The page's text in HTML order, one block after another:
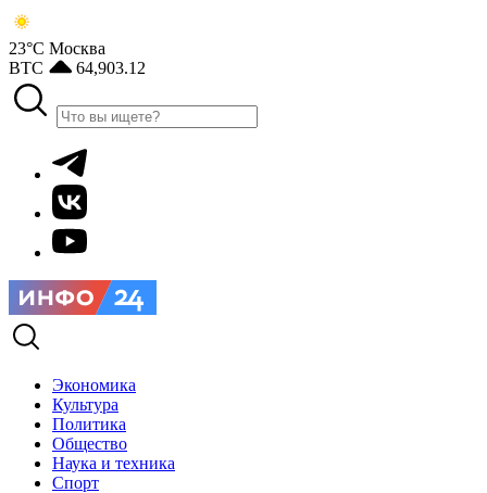
23°С Москва
BTC
64,903.12
Экономика
Культура
Политика
Общество
Наука и техника
Спорт